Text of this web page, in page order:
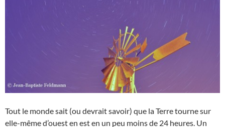
Tout le monde sait (ou devrait savoir) que la Terre tourne sur
elle-même d’ouest en est en un peu moins de 24 heures. Un